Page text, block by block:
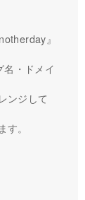
』
・ドメイ
ンジして
。